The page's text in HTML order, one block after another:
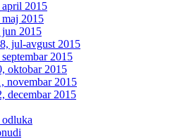
2015
2015
2015
jul-avgust 2015
2015
oktobar 2015
novembar 2015
decembar 2015